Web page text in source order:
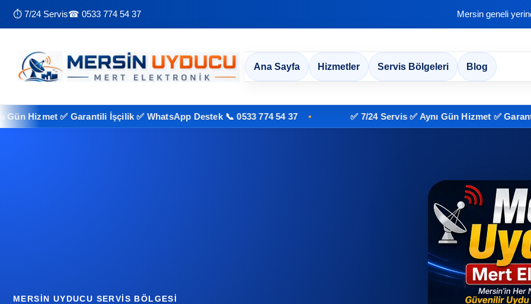
⏱ 7/24 Servis☎ 0533 774 54 37 Mersin geneli
Ana Sayfa Hizmetler Servis Bölgeleri Blog
✅ Garantili İşçilik ✅ WhatsApp Destek 📞 0533 774 54 37 ✅ 7/24 Servis ✅ Aynı Gün Hizmet ✅ Garantili
MERSIN UYDUCU SERVIS BÖLGESI